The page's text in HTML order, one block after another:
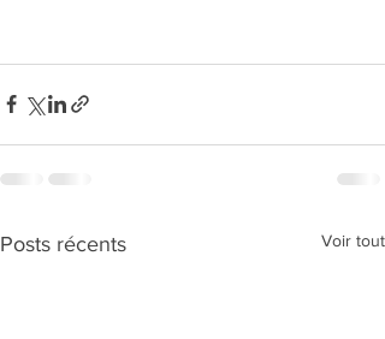
Posts récents Voir tout